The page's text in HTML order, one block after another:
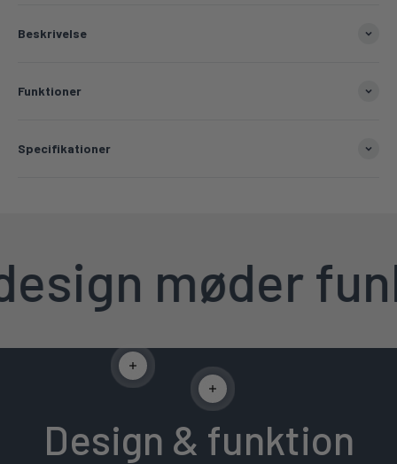
Beskrivelse
Funktioner
Specifikationer
møder
Læs mere
Læs mere
Design & funktion